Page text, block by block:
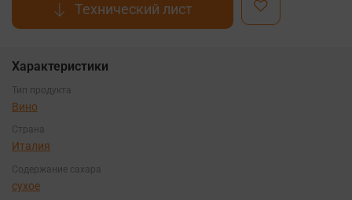
Технический лист
Характеристики
Тип продукта
Вино
Страна
Италия
Содержание сахара
сухое